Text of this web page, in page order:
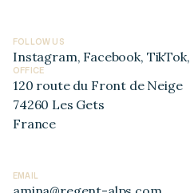
FOLLOW US
Instagram, Facebook, TikTok,
OFFICE
120 route du Front de Neige
74260 Les Gets
France
EMAIL